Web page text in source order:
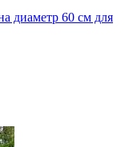
диаметр 60 см для